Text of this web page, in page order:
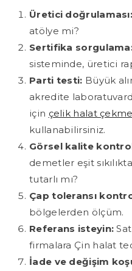
Üretici doğrulaması:
atölye mi?
Sertifika
sisteminde, üretici
Parti testi: Büyük
akredite
için çelik halat
kullanabilirsiniz.
Görsel kalite
demetler eşit
tutarlı mı?
Çap toleransı
bölgelerden ölçüm.
Referans isteyin:
firmalara Çin halat
İade ve değişim